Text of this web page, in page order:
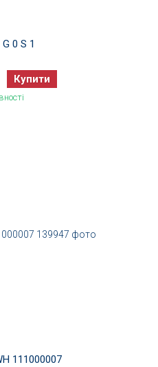
0 S 1
Купити
111000007